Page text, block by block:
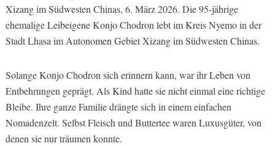
Xizang im Südwesten Chinas, 6. März 2026. Die 95-jährige
ehemalige Leibeigene Konjo Chodron lebt im Kreis Nyemo in der
Stadt Lhasa im Autonomen Gebiet Xizang im Südwesten Chinas.
Solange Konjo Chodron sich erinnern kann, war ihr Leben von
Entbehrungen geprägt. Als Kind hatte sie nicht einmal eine richtige
Bleibe. Ihre ganze Familie drängte sich in einem einfachen
Nomadenzelt. Selbst Fleisch und Buttertee waren Luxusgüter, von
denen sie nur träumen konnte.